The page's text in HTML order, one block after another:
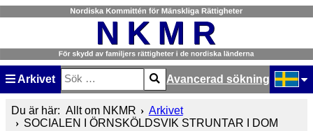
Arkivet
Sök
Type 2 or more characters for results.
Avancerad sökning
Du är här: Allt om NKMR
Arkivet
SOCIALEN I ÖRNSKÖLDSVIK STRUNTAR I DOM